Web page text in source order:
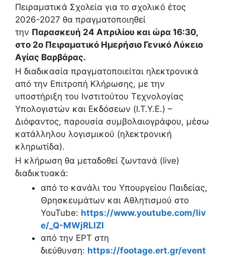
Πειραματικά Σχολεία για το σχολικό έτος
2026-2027 θα πραγματοποιηθεί
την Παρασκευή 24 Απριλίου και ώρα 16:30,
στο 2ο Πειραματικό Ημερήσιο Γενικό Λύκειο
Αγίας Βαρβάρας.
Η διαδικασία πραγματοποιείται ηλεκτρονικά
από την Επιτροπή Κλήρωσης, με την
υποστήριξη του Ινστιτούτου Τεχνολογίας
Υπολογιστών και Εκδόσεων (Ι.Τ.Υ.Ε.) –
Διόφαντος, παρουσία συμβολαιογράφου, μέσω
κατάλληλου λογισμικού (ηλεκτρονική
κληρωτίδα).
Η κλήρωση θα μεταδοθεί ζωντανά (live)
διαδικτυακά:
από το κανάλι του Υπουργείου Παιδείας,
Θρησκευμάτων και Αθλητισμού στο
YouTube: https://www.youtube.com/liv
e/_Q-MWjRLIZI
από την ΕΡΤ στη
διεύθυνση: https://footage.ert.gr/event